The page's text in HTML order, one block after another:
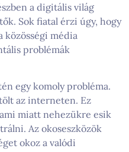
a digitális világ
Sok fiatal érzi úgy, hogy
közösségi média
problémák
egy komoly probléma.
az interneten. Ez
miatt nehezükre esik
Az okoseszközök
okoz a valódi